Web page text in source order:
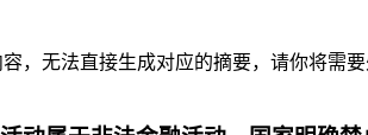
，无法直接生成对应的摘要，请你将需